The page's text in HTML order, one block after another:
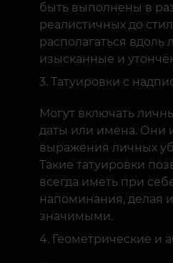
быть выполнены в
реалистичных до
располагаться вдоль
изысканные и
Татуировки с
Могут включать
даты или имена. Они
выражения личных
Такие татуировки
всегда иметь при
напоминания, делая
значимыми.
Геометрические и